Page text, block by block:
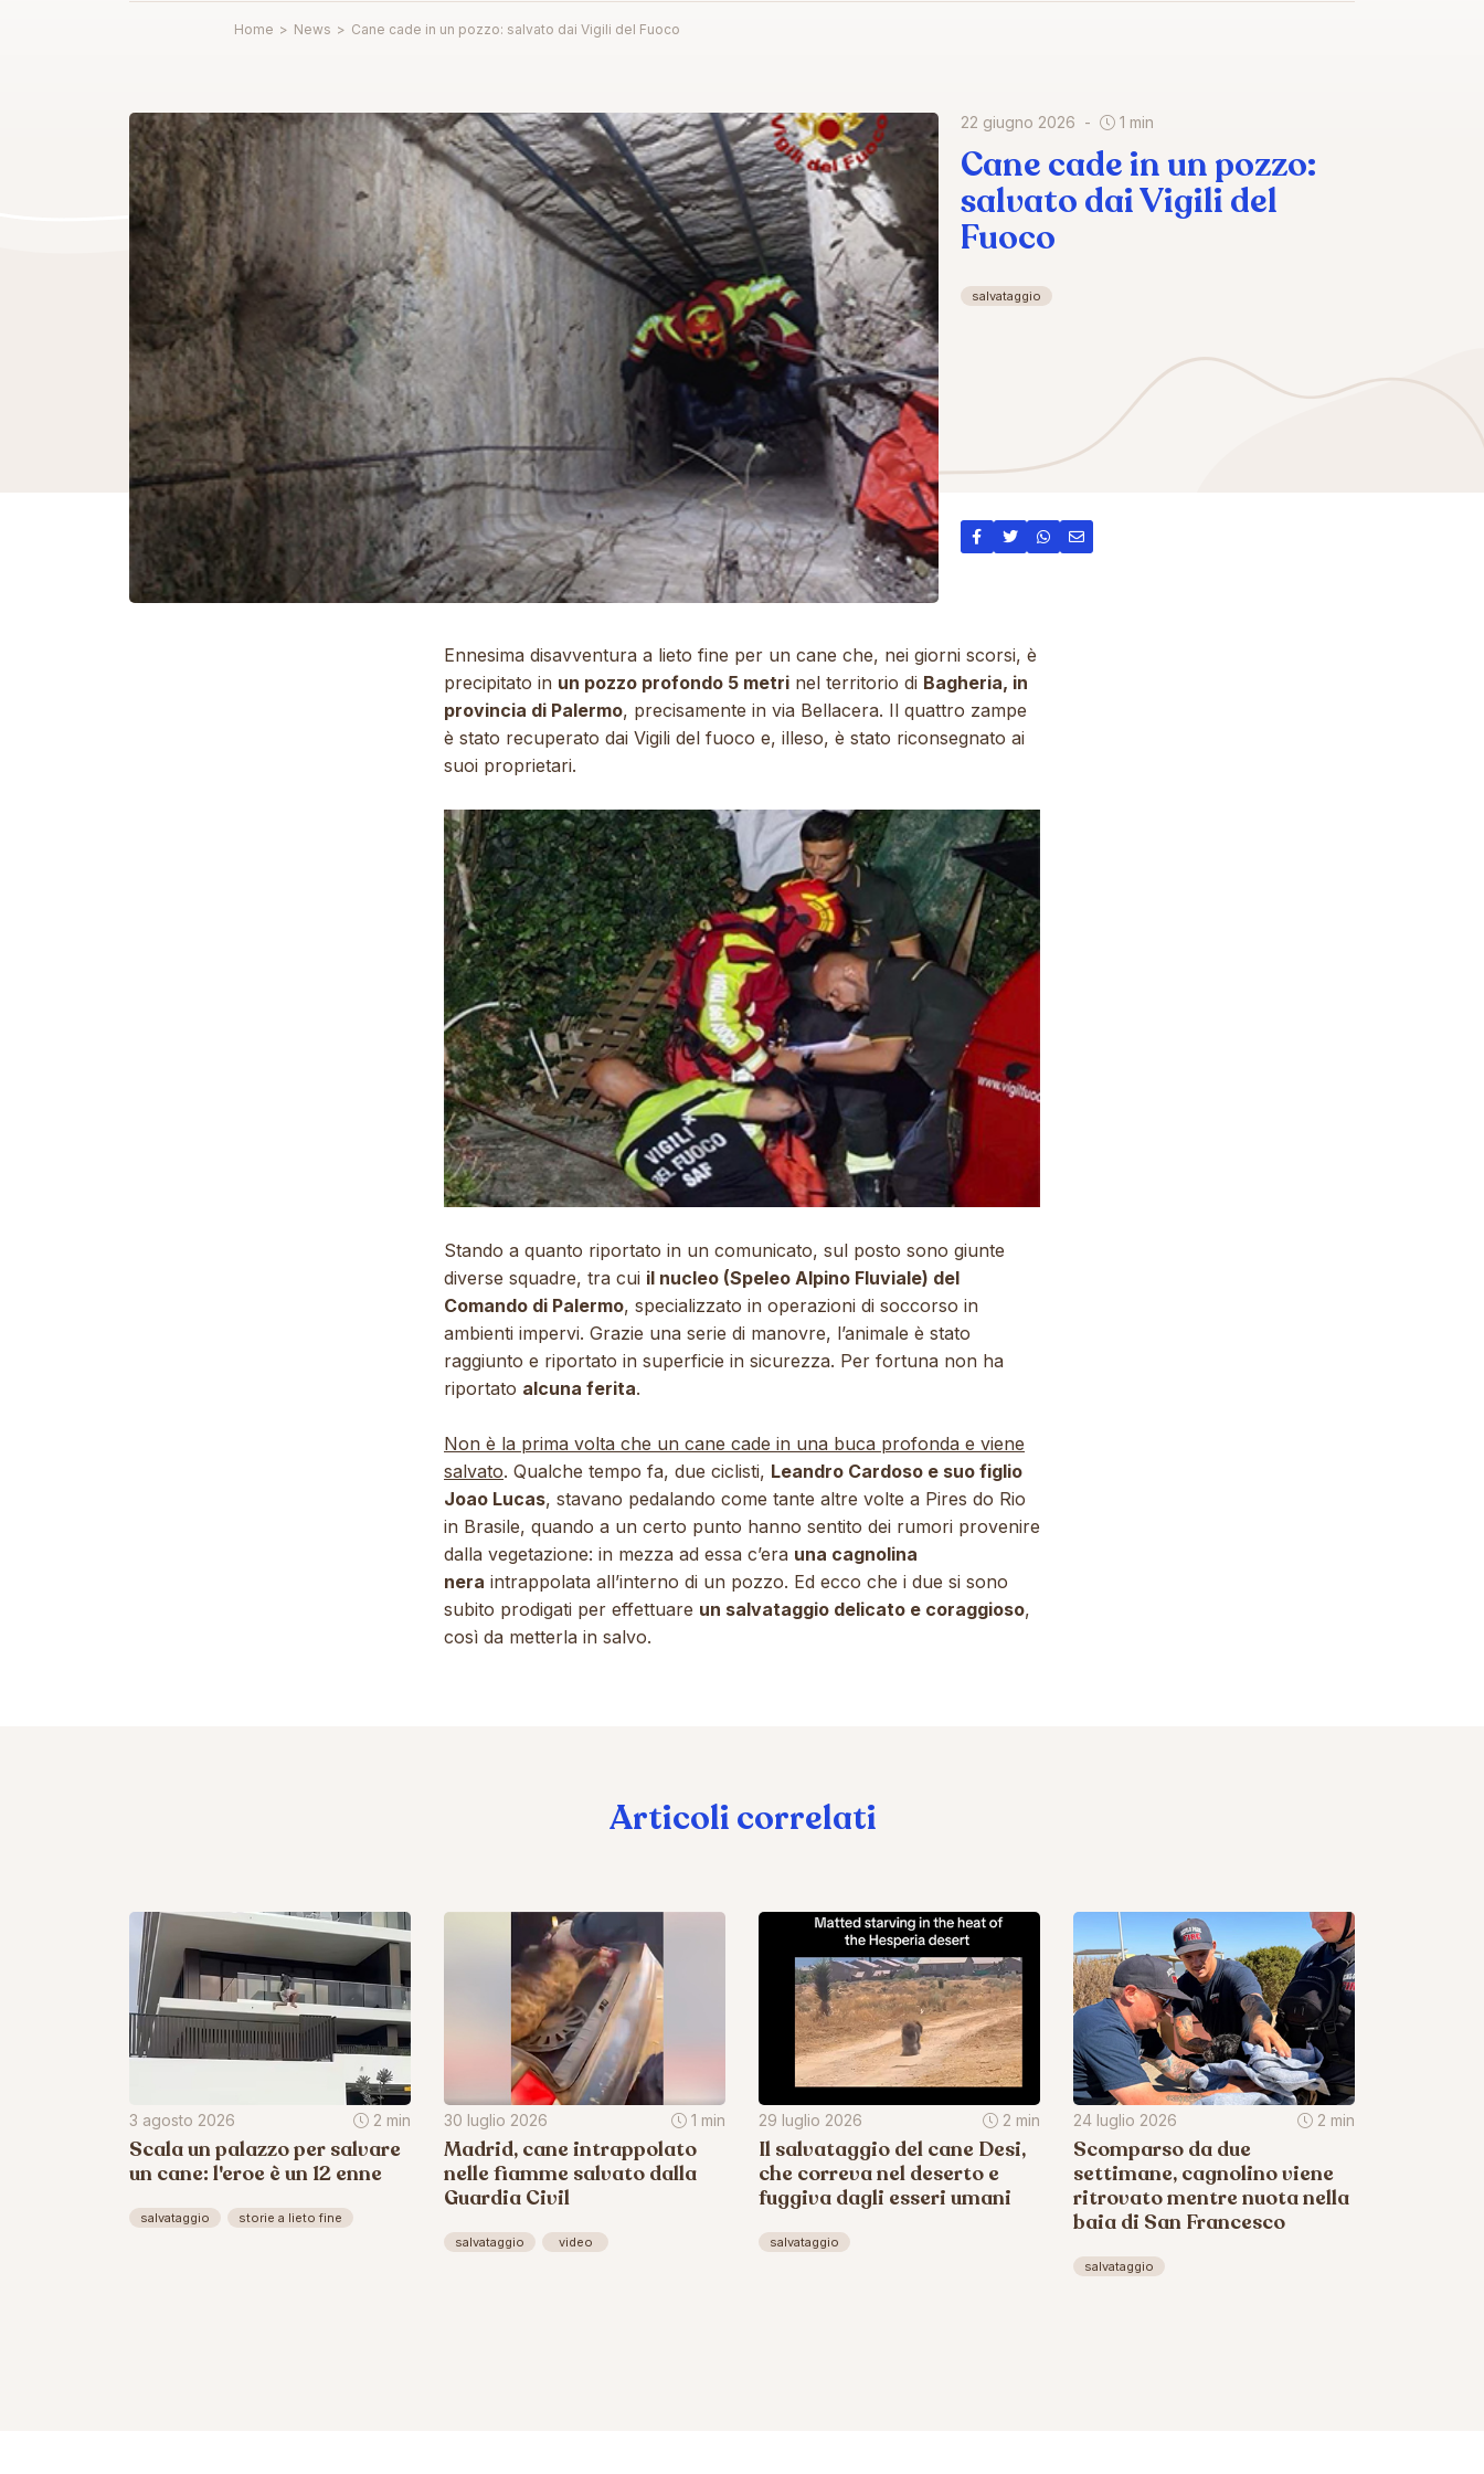
Home > News > Cane cade in un pozzo: salvato dai Vigili del Fuoco
22 giugno 2026 1 min
Cane cade in un pozzo:
salvato dai Vigili del
Fuoco
salvataggio
Ennesima disavventura a lieto fine per un cane che, nei giorni scorsi, è
precipitato in un pozzo profondo 5 metri nel territorio di Bagheria, in
provincia di Palermo, precisamente in via Bellacera. Il quattro zampe
è stato recuperato dai Vigili del fuoco e, illeso, è stato riconsegnato ai
suoi proprietari.
Stando a quanto riportato in un comunicato, sul posto sono giunte
diverse squadre, tra cui il nucleo (Speleo Alpino Fluviale) del
Comando di Palermo, specializzato in operazioni di soccorso in
ambienti impervi. Grazie una serie di manovre, l’animale è stato
raggiunto e riportato in superficie in sicurezza. Per fortuna non ha
riportato alcuna ferita.
Non è la prima volta che un cane cade in una buca profonda e viene
salvato. Qualche tempo fa, due ciclisti, Leandro Cardoso e suo figlio
Joao Lucas, stavano pedalando come tante altre volte a Pires do Rio
in Brasile, quando a un certo punto hanno sentito dei rumori provenire
dalla vegetazione: in mezza ad essa c’era una cagnolina
nera intrappolata all’interno di un pozzo. Ed ecco che i due si sono
subito prodigati per effettuare un salvataggio delicato e coraggioso,
così da metterla in salvo.
Articoli correlati
3 agosto 2026 2 min
Scala un palazzo per salvare
un cane: l'eroe è un 12 enne
salvataggio storie a lieto fine
30 luglio 2026 1 min
Madrid, cane intrappolato
nelle fiamme salvato dalla
Guardia Civil
salvataggio video
29 luglio 2026 2 min
Il salvataggio del cane Desi,
che correva nel deserto e
fuggiva dagli esseri umani
salvataggio
24 luglio 2026 2 min
Scomparso da due
settimane, cagnolino viene
ritrovato mentre nuota nella
baia di San Francesco
salvataggio